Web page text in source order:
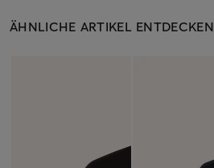
ÄHNLICHE ARTIKEL ENTDECKEN